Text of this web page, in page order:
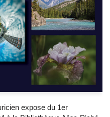
expose du 1er